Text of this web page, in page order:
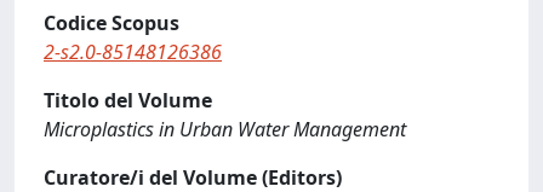
Codice Scopus
2-s2.0-85148126386
Titolo del Volume
Microplastics in Urban Water Management
Curatore/i del Volume (Editors)